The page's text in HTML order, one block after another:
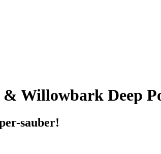
& Willowbark Deep
sauber!